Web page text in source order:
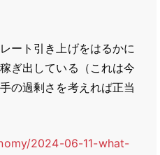
ート引き上げをはるかに
ぎ出している（これは今
の過剰さを考えれば正当
2024-06-11-what-